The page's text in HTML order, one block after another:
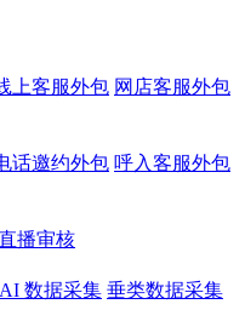
上客服外包 网店客服外包
话邀约外包 呼入客服外包
播审核
AI 数据采集 垂类数据采集